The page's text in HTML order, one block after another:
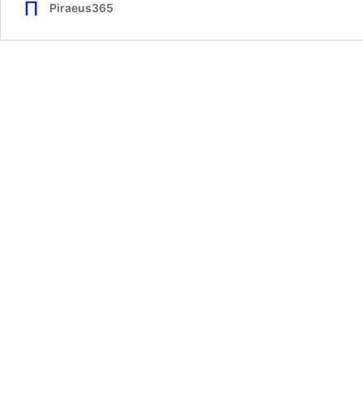
Piraeus365